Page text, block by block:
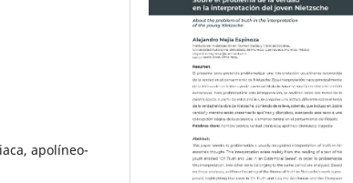
apolíneo-